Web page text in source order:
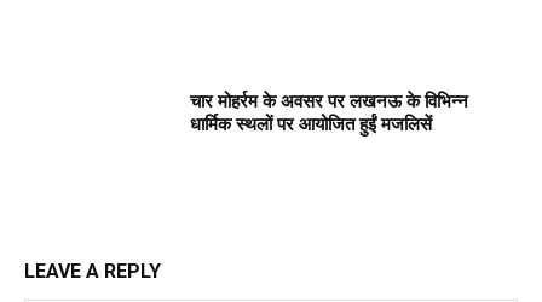
चार मोहर्रम के अवसर पर लखनऊ के विभिन्न
धार्मिक स्थलों पर आयोजित हुईं मजलिसें
LEAVE A REPLY